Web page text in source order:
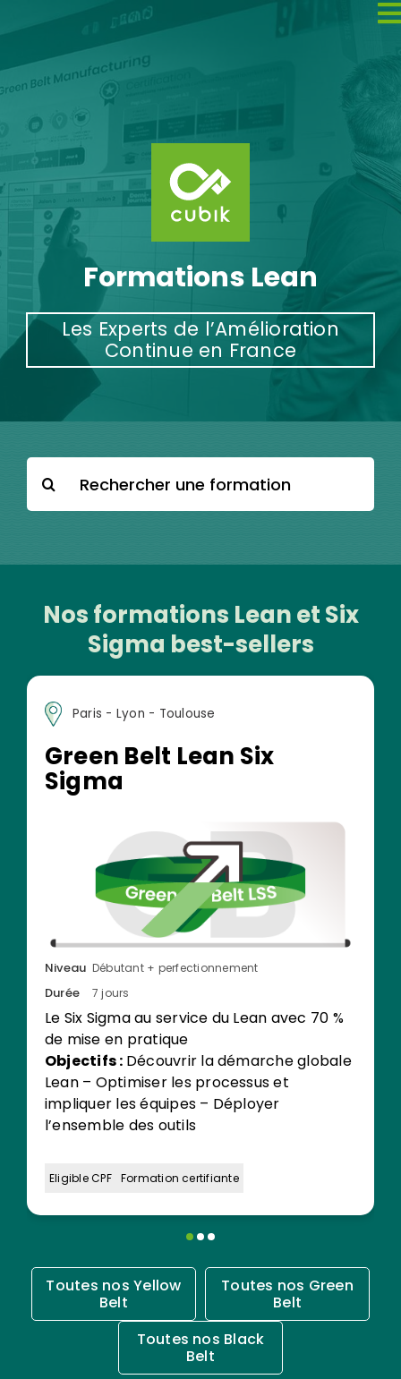
Formations Lean
Les Experts de l’Amélioration
Continue en France
Search
Nos formations Lean et Six
Sigma best-sellers
Paris - Lyon - Toulouse
Green Belt Lean Six
Sigma
Niveau Débutant + perfectionnement
Durée 7 jours
Le Six Sigma au service du Lean avec 70 %
de mise en pratique
Objectifs : Découvrir la démarche globale
Lean – Optimiser les processus et
impliquer les équipes – Déployer
l’ensemble des outils
Eligible CPF Formation certifiante
Toutes nos Yellow
Belt
Toutes nos Green
Belt
Toutes nos Black
Belt
Search
for: